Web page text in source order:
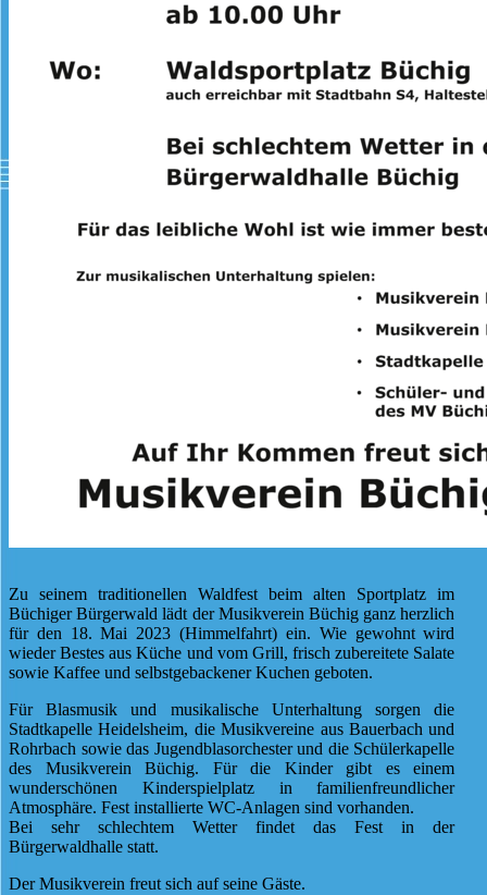
Zu seinem traditionellen Waldfest beim alten Sportplatz im
Büchiger Bürgerwald lädt der Musikverein Büchig ganz herzlich
für den 18. Mai 2023 (Himmelfahrt) ein. Wie gewohnt wird
wieder Bestes aus Küche und vom Grill, frisch zubereitete Salate
sowie Kaffee und selbstgebackener Kuchen geboten.
Für Blasmusik und musikalische Unterhaltung sorgen die
Stadtkapelle Heidelsheim, die Musikvereine aus Bauerbach und
Rohrbach sowie das Jugendblasorchester und die Schülerkapelle
des Musikverein Büchig. Für die Kinder gibt es einem
wunderschönen Kinderspielplatz in familienfreundlicher
Atmosphäre. Fest installierte WC-Anlagen sind vorhanden.
Bei sehr schlechtem Wetter findet das Fest in der
Bürgerwaldhalle statt.
Der Musikverein freut sich auf seine Gäste.